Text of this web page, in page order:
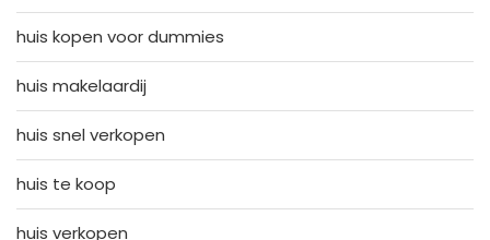
huis kopen voor dummies
huis makelaardij
huis snel verkopen
huis te koop
huis verkopen